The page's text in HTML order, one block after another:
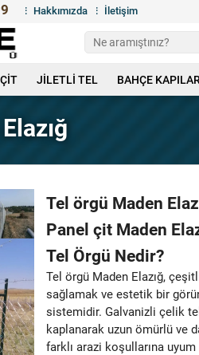
Hakkımızda İletişim
JİLETLİ TEL BAHÇE
Tel örgü Maden
Panel çit Maden
Tel Örgü Nedir?
Tel örgü Maden Elazığ,
sağlamak ve estetik bir
sistemidir. Galvanizli çelik
kaplanarak uzun ömürlü ve
farklı arazi koşullarına